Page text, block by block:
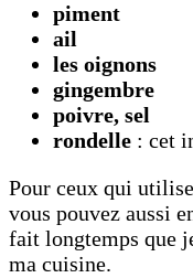
piment
ail
les oignons
gingembre
poivre, sel
rondelle : cet
Pour ceux qui
vous pouvez aussi
fait longtemps que
ma cuisine.